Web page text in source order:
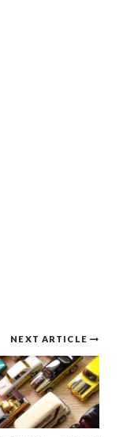
NEXT ARTICLE